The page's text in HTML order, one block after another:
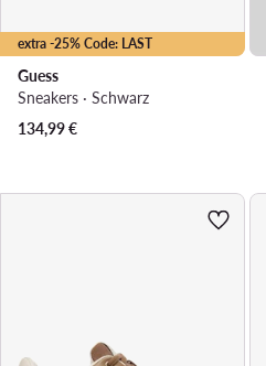
extra -25% Code: LAST
Guess
Sneakers · Schwarz
134,99€